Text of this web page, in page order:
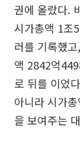
권에 올랐다.
시가총액 1조
러를 기록했
액 2842억
로 뒤를 이었
아니라 시가
을 보여주는